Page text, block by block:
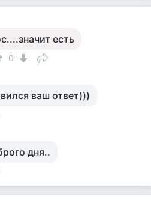
есть
0
ваш ответ)))
дня..